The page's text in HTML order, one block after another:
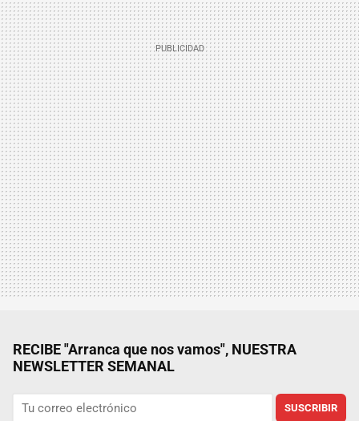
RECIBE "Arranca que nos vamos", NUESTRA
NEWSLETTER SEMANAL
SUSCRIBIR